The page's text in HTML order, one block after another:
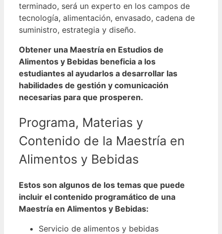
terminado, será un experto en los campos de
tecnología, alimentación, envasado, cadena de
suministro, estrategia y diseño.
Obtener una Maestría en Estudios de
Alimentos y Bebidas beneficia a los
estudiantes al ayudarlos a desarrollar las
habilidades de gestión y comunicación
necesarias para que prosperen.
Programa, Materias y
Contenido de la Maestría en
Alimentos y Bebidas
Estos son algunos de los temas que puede
incluir el contenido programático de una
Maestría en Alimentos y Bebidas:
Servicio de alimentos y bebidas